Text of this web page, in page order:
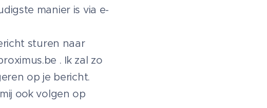
manier is via e-
sturen naar
. Ik zal zo
op je bericht.
ook volgen op